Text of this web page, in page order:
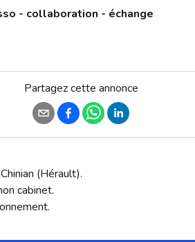
- collaboration - échange
Partagez cette annonce
(Hérault).
cabinet.